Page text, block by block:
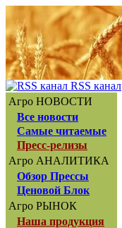
RSS канал
Агро НОВОСТИ
Все новости
Самые читаемые
Пресс-релизы
Агро АНАЛИТИКА
Обзор Прессы
Ценовой Блок
Агро РЫНОК
Наша продукция